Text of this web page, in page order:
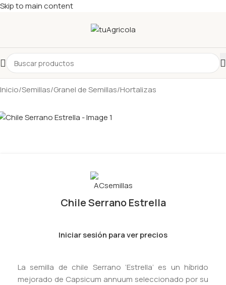
Skip to main content
Inicio/Semillas/Granel de Semillas/Hortalizas
Chile Serrano Estrella
Iniciar sesión para ver precios
La semilla de chile Serrano ‘Estrella’ es un híbrido
mejorado de Capsicum annuum seleccionado por su